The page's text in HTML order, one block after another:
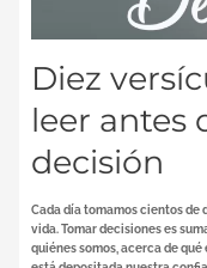
Diez
leer antes
decisión
Cada día tomamos cientos
vida. Tomar decisiones es
quiénes somos, acerca de